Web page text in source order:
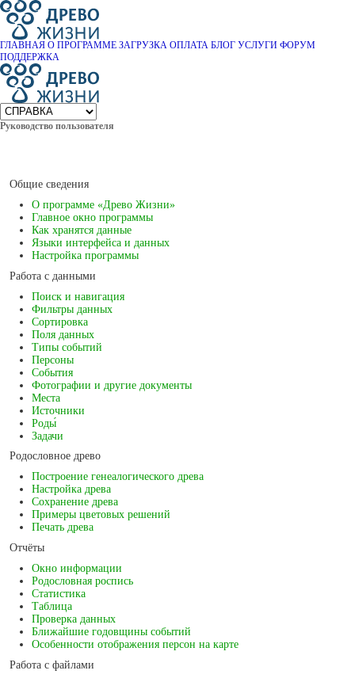
ГЛАВНАЯ О ПРОГРАММЕ ЗАГРУЗКА ОПЛАТА БЛОГ УСЛУГИ ФОРУМ
ПОДДЕРЖКА
Руководство пользователя
Общие сведения
О программе «Древо Жизни»
Главное окно программы
Как хранятся данные
Языки интерфейса и данных
Настройка программы
Работа с данными
Поиск и навигация
Фильтры данных
Сортировка
Поля данных
Типы событий
Персоны
События
Фотографии и другие документы
Места
Источники
Роды́
Задачи
Родословное древо
Построение генеалогического древа
Настройка древа
Сохранение древа
Примеры цветовых решений
Печать древа
Отчёты
Окно информации
Родословная роспись
Статистика
Таблица
Проверка данных
Ближайшие годовщины событий
Особенности отображения персон на карте
Работа с файлами